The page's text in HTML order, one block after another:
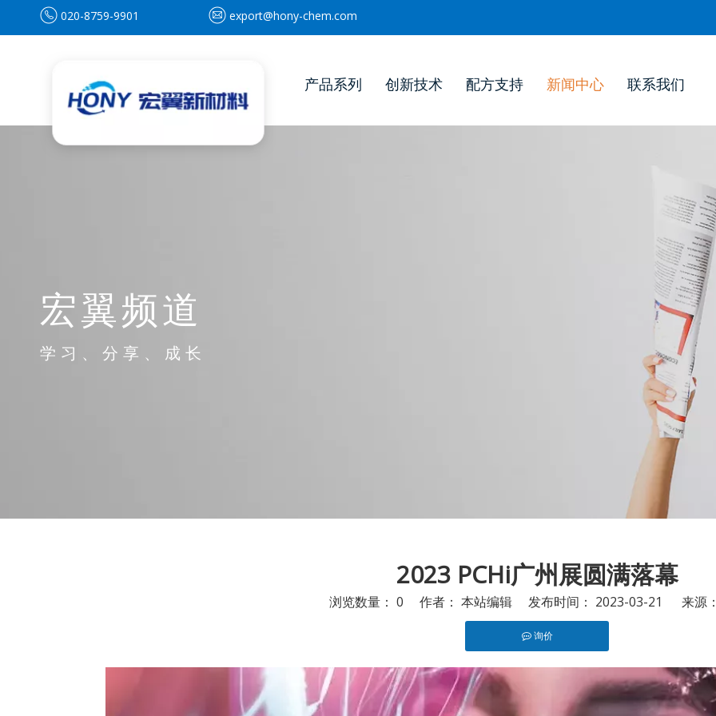
020-8759-9901 export@hony-chem.com
产品系列 创新技术 配方支持 新闻中心 联系我们
宏翼频道
学习、分享、成长
2023 PCHi广州展圆满落幕
浏览数量： 0 作者： 本站编辑 发布时间： 2023-03-21 来源
询价
["facebook","twitter","line","wechat","linkedin","pinterest","whatsapp"]